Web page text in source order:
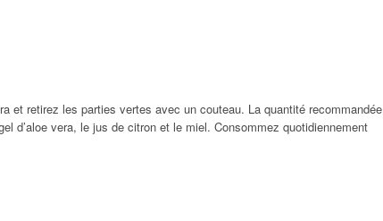
et retirez les parties vertes avec un couteau. La quantité recommandée
d’aloe vera, le jus de citron et le miel. Consommez quotidiennement